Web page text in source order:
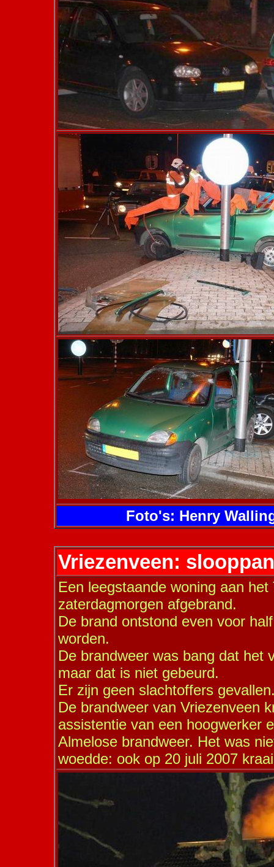
Foto's: Henry
Vriezenveen:
Een leegstaande woning aan
zaterdagmorgen afgebrand.
De brand ontstond even voor
worden.
De brandweer was bang dat het
maar dat is niet gebeurd.
Er zijn geen slachtoffers
De brandweer van Vriezenveen
assistentie van een hoogwerker
Almelose brandweer. Het was
woedde: ook op 20 juli 2007